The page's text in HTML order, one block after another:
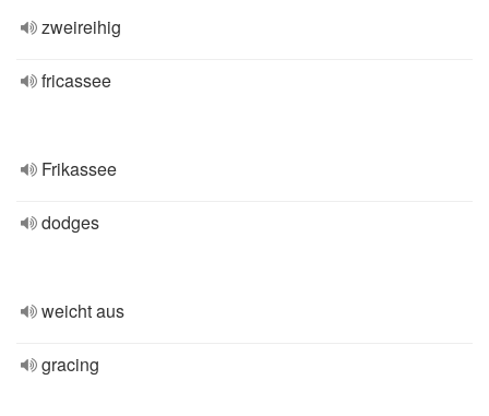
zweireihig
fricassee
Frikassee
dodges
weicht aus
gracing